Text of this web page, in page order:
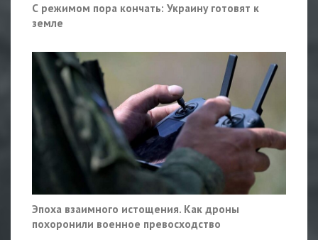
С режимом пора кончать: Украину готовят к
земле
Эпоха взаимного истощения. Как дроны
похоронили военное превосходство